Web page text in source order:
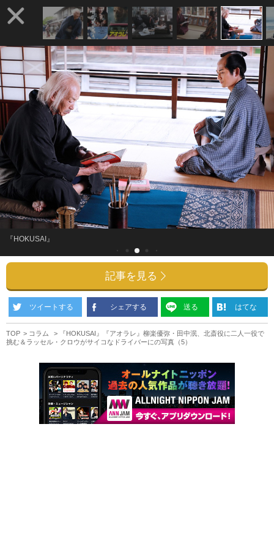
『HOKUSAI』
記事を見る
ツイートする シェアする 送る はてな
TOP コラム
『HOKUSAI』『アオラレ』柳楽優弥・田中泯、北斎役に二人一役で
挑む＆ラッセル・クロウがサイコなドライバーにの写真（5）